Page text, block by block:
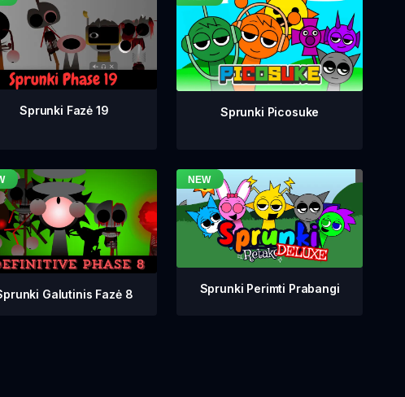
Sprunki Fazė 19 Sprunki Picosuke
Galutinis Fazė 8 Sprunki Perimti Prabangi